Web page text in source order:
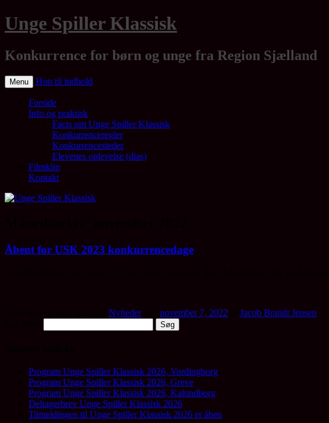
Unge Spiller Klassisk
Konkurrence for børn og unge fra Region Sjælland
Menu Hop til indhold
Forside
Info og praktisk
Facts om Unge Spiller Klassisk
Konkurrenceregler
Konkurrencesteder
Elevenes oplevelse (dias)
Filmklip
Kontakt
Åbent for USK 2023 konkurrencedage
Nyhederden november 7, 2022 Jacob Brandt Jensen
Program Unge Spiller Klassisk 2026, Vordingborg
Program Unge Spiller Klassisk 2026, Greve
Program Unge Spiller Klassisk 2026, Kalundborg
Deltagerbrev Unge Spiller Klassisk 2026
Tilmeldingen til Unge Spiller Klassisk 2026 er åben